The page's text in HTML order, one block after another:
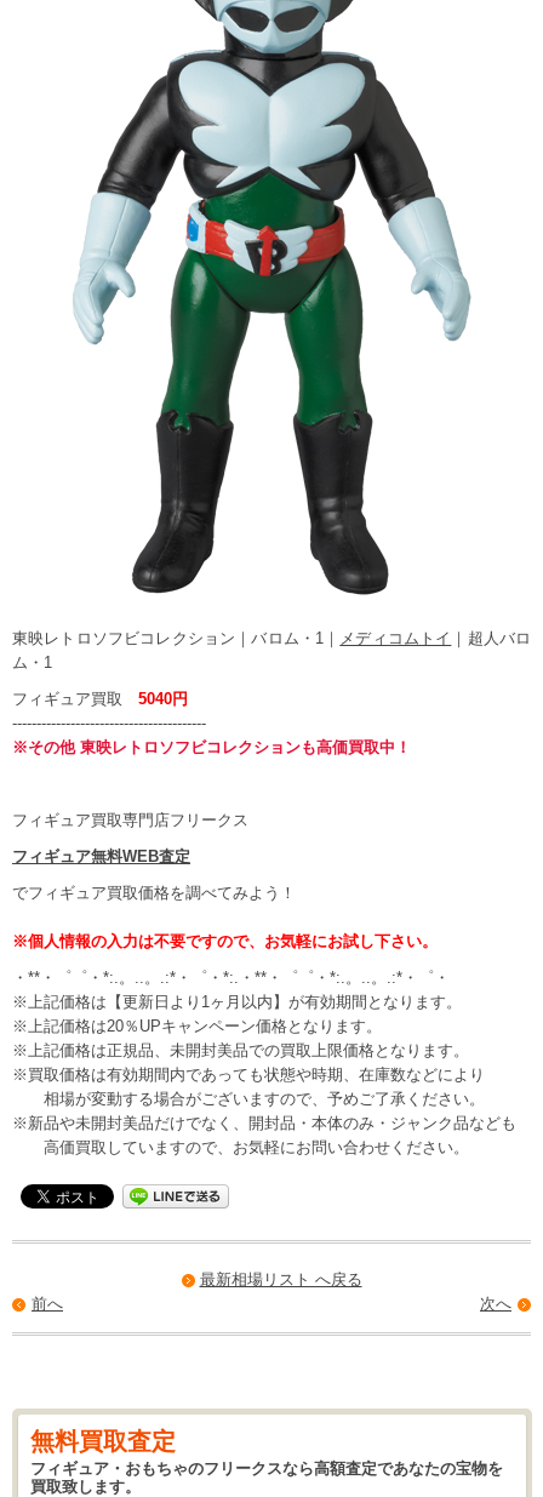
東映レトロソフビコレクション｜バロム・1｜ メディコムトイ ｜超人バロ
ム・1
フィギュア買取 5040円
----------------------------------------
※その他 東映レトロソフビコレクションも高価買取中！
フィギュア買取専門店フリークス
フィギュア無料WEB査定
でフィギュア買取価格を調べてみよう！
※個人情報の入力は不要ですので、お気軽にお試し下さい。
・**・゜゜・*:.。..。.:*・゜・*:.・**・゜゜・*:.。..。.:*・゜・
※上記価格は【更新日より1ヶ月以内】が有効期間となります。
※上記価格は20％UPキャンペーン価格となります。
※上記価格は正規品、未開封美品での買取上限価格となります。
※買取価格は有効期間内であっても状態や時期、在庫数などにより
相場が変動する場合がございますので、予めご了承ください。
※新品や未開封美品だけでなく、開封品・本体のみ・ジャンク品なども
高価買取していますので、お気軽にお問い合わせください。
最新相場リスト へ戻る
次へ
前へ
無料買取査定
フィギュア・おもちゃのフリークスなら高額査定であなたの宝物を
買取致します。